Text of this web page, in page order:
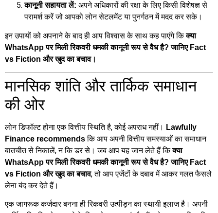
कानूनी सहायता लें: अपने अधिकारों की रक्षा के लिए किसी विशेषज्ञ से
परामर्श करें जो आपको लोन सेटलमेंट या पुनर्गठन में मदद कर सके।
इन उपायों को अपनाने के बाद ही आप विश्वास के साथ कह पाएंगे किक्या
WhatsApp पर मिली रिकवरी धमकी कानूनी रूप से वैध है? जानिए Fact
vs Fiction और खुद का बचाव।
मानसिक शांति और तार्किक समाधान
की ओर
लोन डिफॉल्ट होना एक वित्तीय स्थिति है, कोई अपराध नहीं।
Lawfully
Finance recommendsकि आप अपनी वित्तीय समस्याओं का समाधान
बातचीत से निकालें, न कि डर से। जब आप यह जान लेते हैं किक्या
WhatsApp पर मिली रिकवरी धमकी कानूनी रूप से वैध है? जानिए Fact
vs Fiction और खुद का बचाव, तो आप एजेंटों के दबाव में आकर गलत फैसले
लेना बंद कर देते हैं।
एक जागरूक कर्जदार बनना ही रिकवरी उत्पीड़न का स्थायी इलाज है। अपनी